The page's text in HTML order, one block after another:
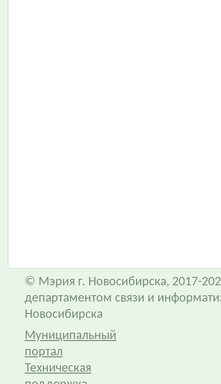
© Мэрия г. Новосибирска, 2017-
департаментом связи и
Новосибирска
Муниципальный
портал
Техническая